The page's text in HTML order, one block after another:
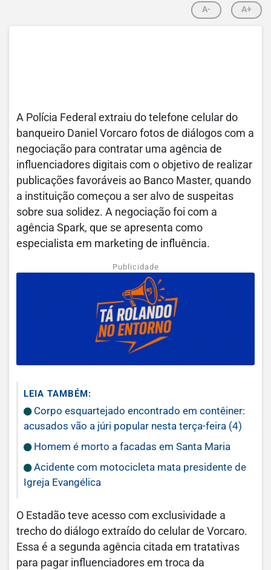
A- A+
A Polícia Federal extraiu do telefone celular do
banqueiro Daniel Vorcaro fotos de diálogos com a
negociação para contratar uma agência de
influenciadores digitais com o objetivo de realizar
publicações favoráveis ao Banco Master, quando
a instituição começou a ser alvo de suspeitas
sobre sua solidez. A negociação foi com a
agência Spark, que se apresenta como
especialista em marketing de influência.
Publicidade
LEIA TAMBÉM:
Corpo esquartejado encontrado em contêiner:
acusados vão a júri popular nesta terça-feira (4)
Homem é morto a facadas em Santa Maria
Acidente com motocicleta mata presidente de
Igreja Evangélica
O Estadão teve acesso com exclusividade a
trecho do diálogo extraído do celular de Vorcaro.
Essa é a segunda agência citada em tratativas
para pagar influenciadores em troca da